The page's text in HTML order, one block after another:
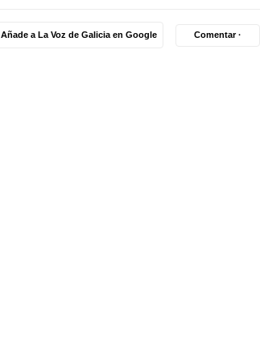
Añade a La Voz de Galicia en Google Comentar ·